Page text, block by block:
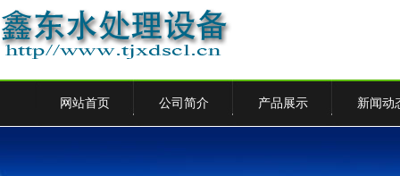
网站首页 公司简介 产品展示 新闻动